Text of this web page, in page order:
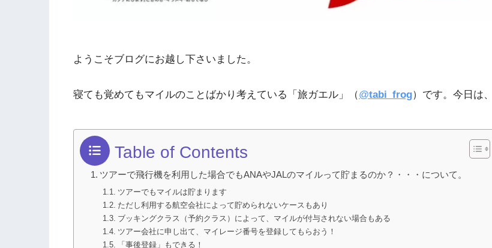
ようこそブログにお越し下さいました。
寝ても覚めてもマイルのことばかり考えている「旅ガエル」（@tabi_frog）です。今日は、
Table of Contents
ツアーで飛行機を利用した場合でもANAやJALのマイルって貯まるのか？・・・について。
ツアーでもマイルは貯まります
ただし利用する航空会社によって貯められないケースもあり
ブッキングクラス（予約クラス）によって、マイルが付与されない場合もある
ツアー会社に申し出て、マイレージ番号を登録してもらおう！
「事後登録」もできる！